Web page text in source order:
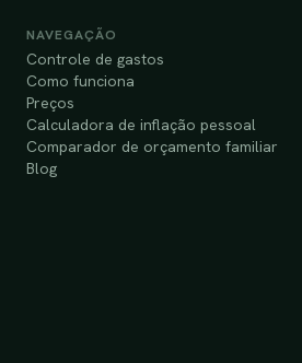
NAVEGAÇÃO
Controle de gastos
Como funciona
Preços
Calculadora de inflação pessoal
Comparador de orçamento familiar
Blog